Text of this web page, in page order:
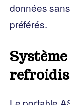
données
préférés.
Le portable